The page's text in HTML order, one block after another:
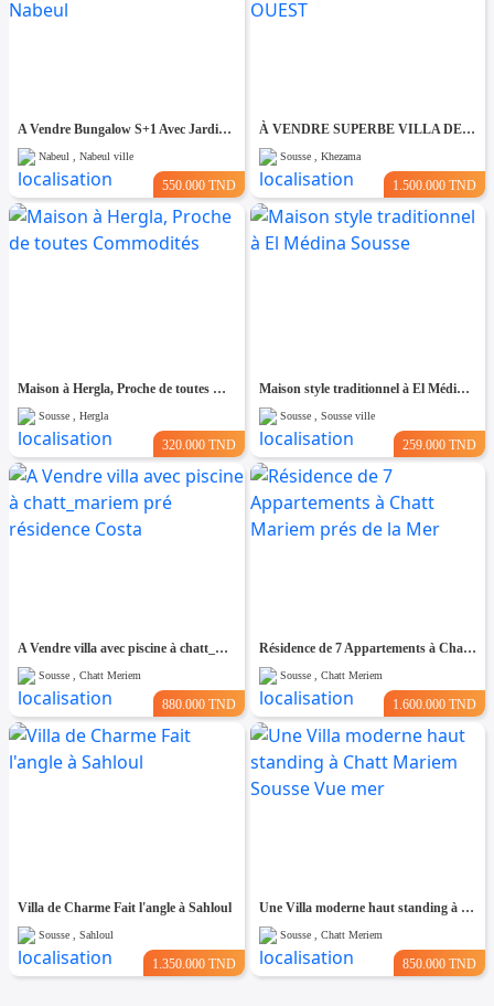
A Vendre Bungalow S+1 Avec Jardin à Club Farah, Nabeul
Nabeul , Nabeul ville
550.000 TND
À VENDRE SUPERBE VILLA DE 760 m² À KHZEMA OUEST
Sousse , Khezama
1.500.000 TND
Maison à Hergla, Proche de toutes Commodités
Sousse , Hergla
320.000 TND
Maison style traditionnel à El Médina Sousse
Sousse , Sousse ville
259.000 TND
A Vendre villa avec piscine à chatt_mariem pré résidence Costa
Sousse , Chatt Meriem
880.000 TND
Résidence de 7 Appartements à Chatt Mariem prés de la Mer
Sousse , Chatt Meriem
1.600.000 TND
Villa de Charme Fait l'angle à Sahloul
Sousse , Sahloul
1.350.000 TND
Une Villa moderne haut standing à Chatt Mariem Sousse Vue mer
Sousse , Chatt Meriem
850.000 TND